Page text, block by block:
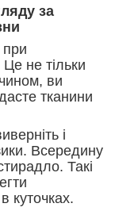
за
при
не тільки
ви
тканини
і
Всередину
Такі
куточках.